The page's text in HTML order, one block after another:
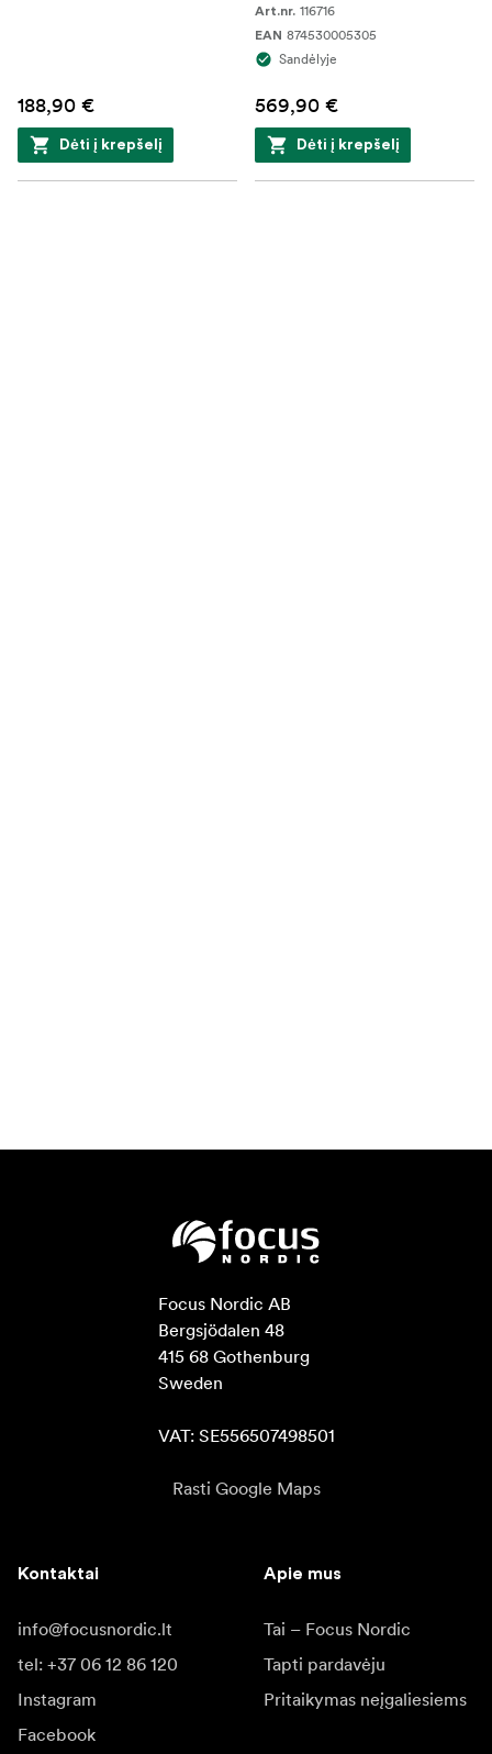
188,90 €
Dėti į krepšelį
Art.nr. 116716
EAN 874530005305
Sandėlyje
569,90 €
Dėti į krepšelį
Focus Nordic AB
Bergsjödalen 48
415 68 Gothenburg
Sweden
VAT: SE556507498501
Rasti Google Maps
Kontaktai
info@focusnordic.lt
tel: +37 06 12 86 120
Instagram
Facebook
Apie mus
Tai – Focus Nordic
Tapti pardavėju
Pritaikymas neįgaliesiems